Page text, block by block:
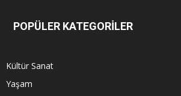
POPÜLER KATEGORİLER
Kültür Sanat
Yaşam